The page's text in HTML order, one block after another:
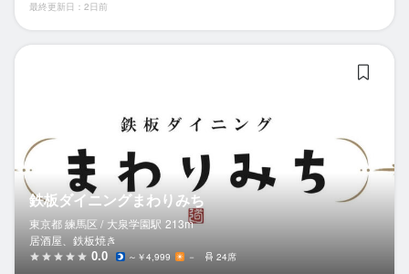
最終更新日：2日前
鉄板ダイニングまわりみち
東京都 練馬区 / 大泉学園駅 213m
居酒屋、鉄板焼き
0.0 ～￥4,999 － 24席